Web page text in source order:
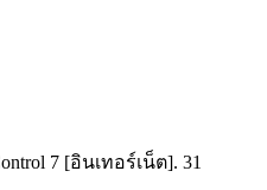
7 [อินเทอร์เน็ต]. 31